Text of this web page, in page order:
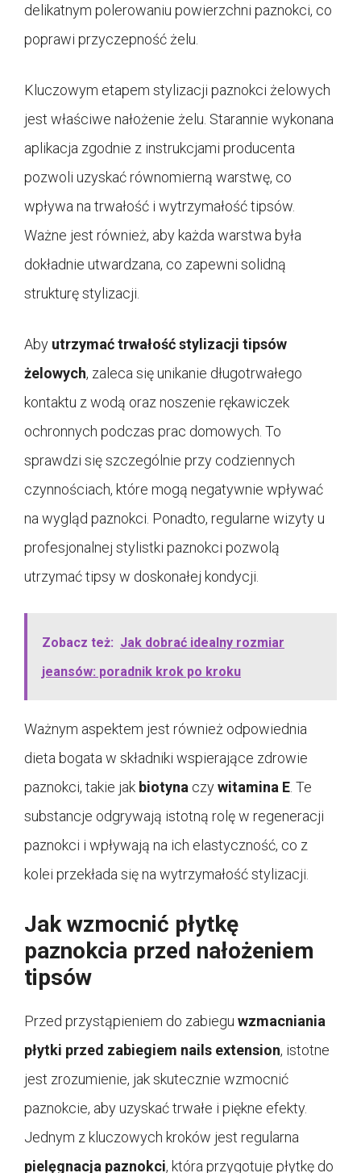
delikatnym polerowaniu powierzchni paznokci, co
poprawi przyczepność żelu.
Kluczowym etapem stylizacji paznokci żelowych
jest właściwe nałożenie żelu. Starannie wykonana
aplikacja zgodnie z instrukcjami producenta
pozwoli uzyskać równomierną warstwę, co
wpływa na trwałość i wytrzymałość tipsów.
Ważne jest również, aby każda warstwa była
dokładnie utwardzana, co zapewni solidną
strukturę stylizacji.
Aby utrzymać trwałość stylizacji tipsów
żelowych, zaleca się unikanie długotrwałego
kontaktu z wodą oraz noszenie rękawiczek
ochronnych podczas prac domowych. To
sprawdzi się szczególnie przy codziennych
czynnościach, które mogą negatywnie wpływać
na wygląd paznokci. Ponadto, regularne wizyty u
profesjonalnej stylistki paznokci pozwolą
utrzymać tipsy w doskonałej kondycji.
Zobacz też: Jak dobrać idealny rozmiar
jeansów: poradnik krok po kroku
Ważnym aspektem jest również odpowiednia
dieta bogata w składniki wspierające zdrowie
paznokci, takie jak biotyna czywitamina E . Te
substancje odgrywają istotną rolę w regeneracji
paznokci i wpływają na ich elastyczność, co z
kolei przekłada się na wytrzymałość stylizacji.
Jak wzmocnić płytkę
paznokcia przed nałożeniem
tipsów
Przed przystąpieniem do zabiegu wzmacniania
płytki przed zabiegiem nails extension, istotne
jest zrozumienie, jak skutecznie wzmocnić
paznokcie, aby uzyskać trwałe i piękne efekty.
Jednym z kluczowych kroków jest regularna
pielęgnacja paznokci, która przygotuje płytkę do